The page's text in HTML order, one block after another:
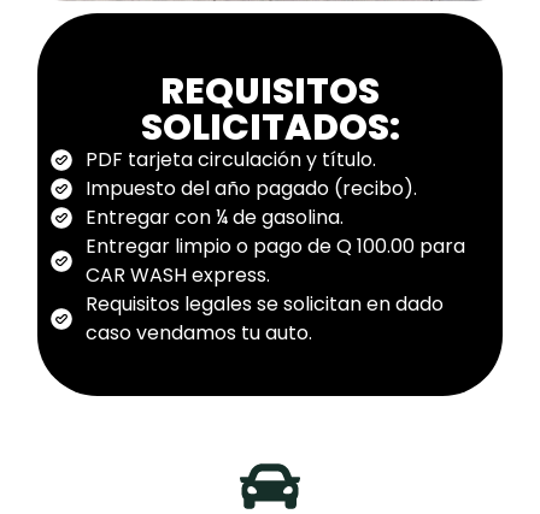
REQUISITOS
SOLICITADOS:
PDF tarjeta circulación y título.
Impuesto del año pagado (recibo).
Entregar con ¼ de gasolina.
Entregar limpio o pago de Q 100.00 para
CAR WASH express.
Requisitos legales se solicitan en dado
caso vendamos tu auto.